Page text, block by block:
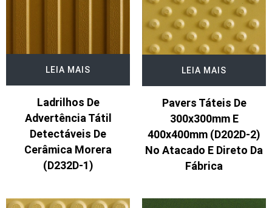
LEIA MAIS
Ladrilhos De
Advertência Tátil
Detectáveis De
Cerâmica Morera
(D232D-1)
LEIA MAIS
Pavers Táteis De
300x300mm E
400x400mm (D202D-2)
No Atacado E Direto Da
Fábrica